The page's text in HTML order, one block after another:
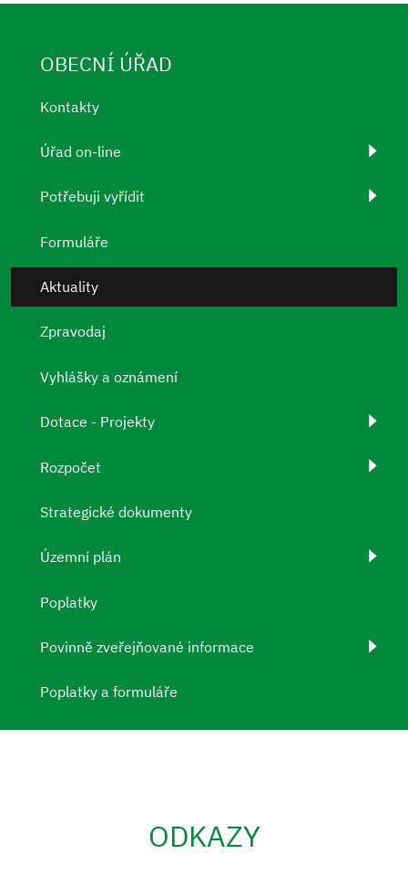
OBECNÍ ÚŘAD
Kontakty
Úřad on-line
Potřebuji vyřídit
Formuláře
Aktuality
Zpravodaj
Vyhlášky a oznámení
Dotace - Projekty
Rozpočet
Strategické dokumenty
Územní plán
Poplatky
Povinně zveřejňované informace
Poplatky a formuláře
ODKAZY